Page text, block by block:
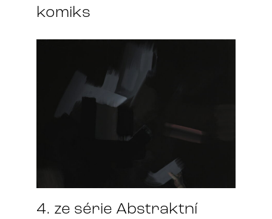
komiks
4. ze série Abstraktní